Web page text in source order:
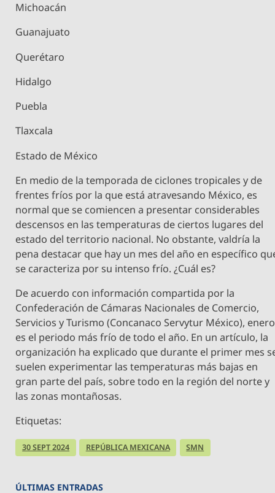
Michoacán
Guanajuato
Querétaro
Hidalgo
Puebla
Tlaxcala
Estado de México
En medio de la temporada de ciclones tropicales y de
frentes fríos por la que está atravesando México, es
normal que se comiencen a presentar considerables
descensos en las temperaturas de ciertos lugares del
estado del territorio nacional. No obstante, valdría la
pena destacar que hay un mes del año en específico
se caracteriza por su intenso frío. ¿Cuál es?
De acuerdo con información compartida por la
Confederación de Cámaras Nacionales de Comercio,
Servicios y Turismo (Concanaco Servytur México), enero
es el periodo más frío de todo el año. En un artículo, la
organización ha explicado que durante el primer mes
suelen experimentar las temperaturas más bajas en
gran parte del país, sobre todo en la región del norte y
las zonas montañosas.
Etiquetas:
30 SEPT 2024 REPÚBLICA MEXICANA SMN
ÚLTIMAS ENTRADAS